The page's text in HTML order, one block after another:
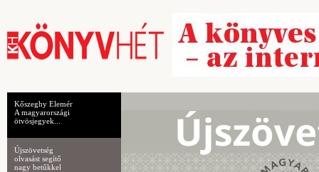
Kőszeghy Elemér
A magyarországi
ötvösjegyek...
Újszövetség
olvasást segítő
nagy betűkkel